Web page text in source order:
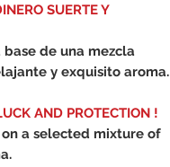
SUERTE Y
de una mezcla
y exquisito aroma.
AND PROTECTION !
a selected mixture of